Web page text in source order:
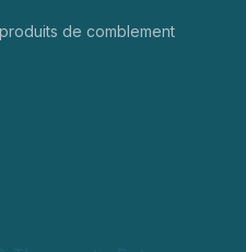
de comblement